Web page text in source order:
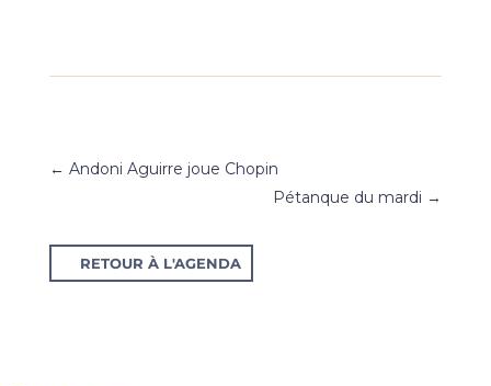
← Andoni Aguirre joue Chopin
Pétanque du mardi →
RETOUR À L'AGENDA